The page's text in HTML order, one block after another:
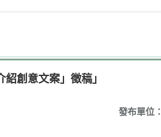
紹創意文案」徵稿」
發布單位：